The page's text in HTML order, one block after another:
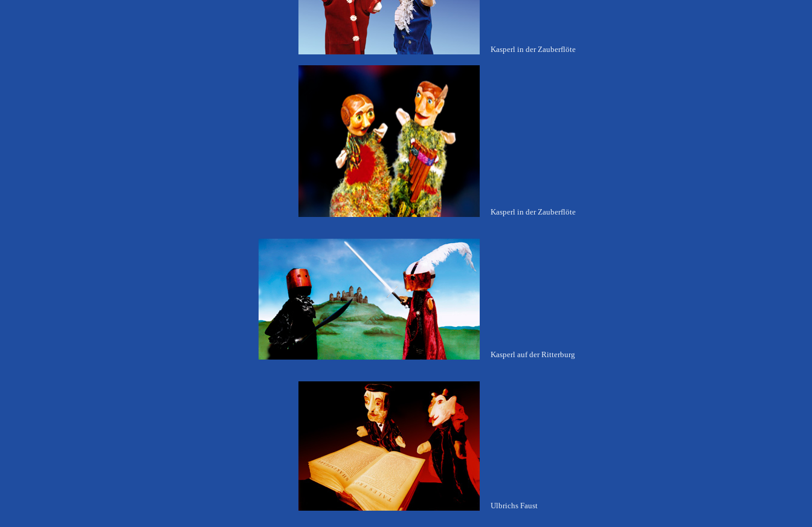
Kasperl in der Zauberflöte
Kasperl in der Zauberflöte
Kasperl auf der Ritterburg
Ulbrichs Faust